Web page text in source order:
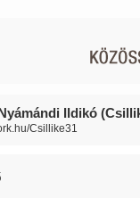
Ildikó
Csillike31